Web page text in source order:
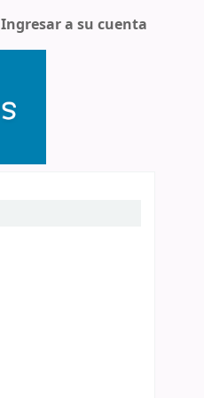
Ingresar a su cuenta